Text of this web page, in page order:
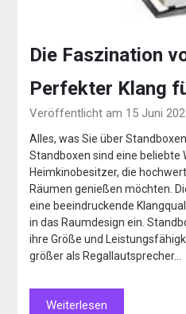
Die Faszination
Perfekter Klang
Veröffentlicht am 15 Juni
Alles, was Sie über
Standboxen sind eine beliebte
Heimkinobesitzer, die
Räumen genießen möchten.
eine beeindruckende
in das Raumdesign ein.
ihre Größe und
größer als Regallautsprecher…
Weiterlesen